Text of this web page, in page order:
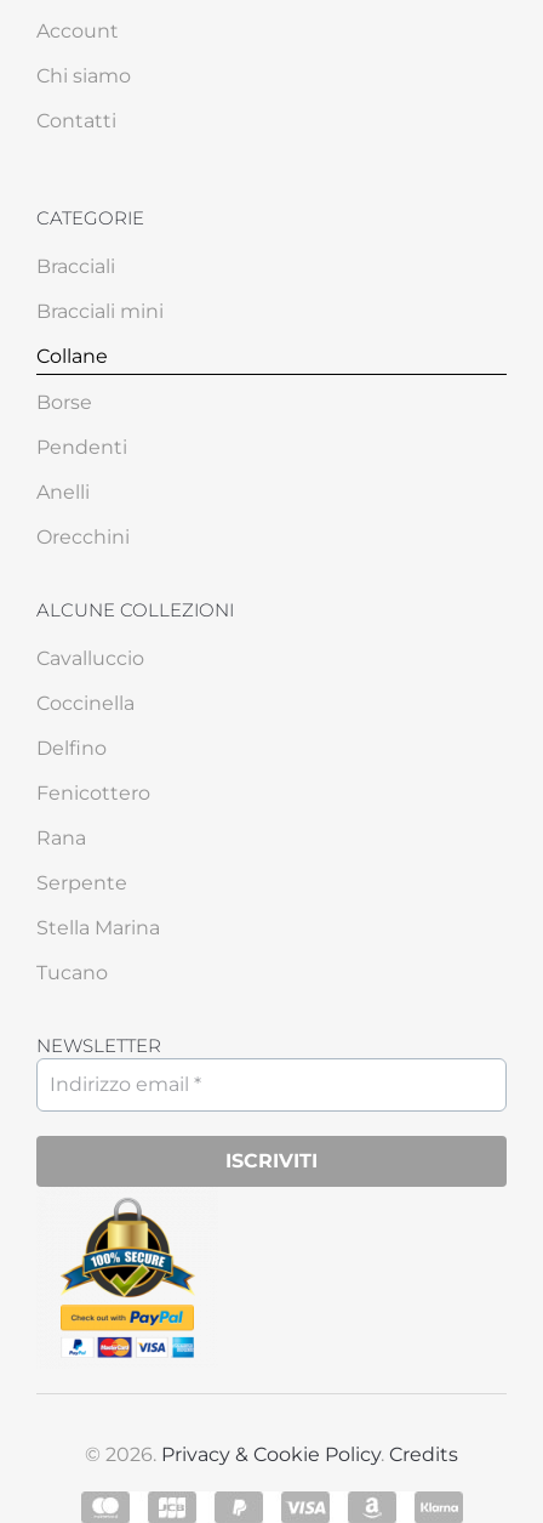
Account
Chi siamo
Contatti
CATEGORIE
Bracciali
Bracciali mini
Collane
Borse
Pendenti
Anelli
Orecchini
ALCUNE COLLEZIONI
Cavalluccio
Coccinella
Delfino
Fenicottero
Rana
Serpente
Stella Marina
Tucano
NEWSLETTER
© 2026. Privacy & Cookie Policy. Credits